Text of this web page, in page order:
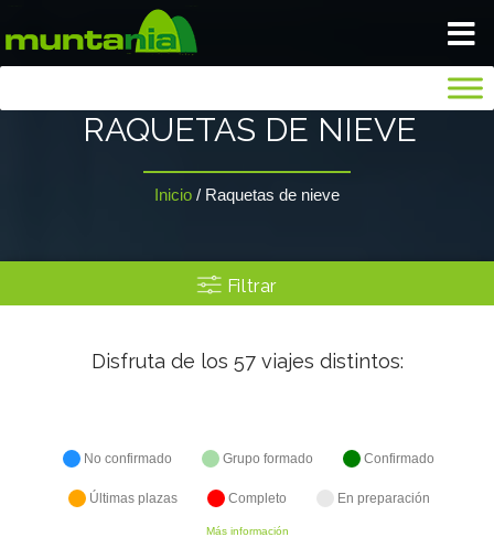
INICIO
NOSOTROS
GALERIA
TIENDA
RAQUETAS DE NIEVE
Inicio / Raquetas de nieve
Filtrar
Disfruta de los 57viajes distintos:
No confirmado Grupo formado Confirmado
Últimas plazas Completo En preparación
Más información